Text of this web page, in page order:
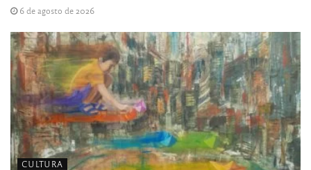
6 de agosto de 2026
CULTURA